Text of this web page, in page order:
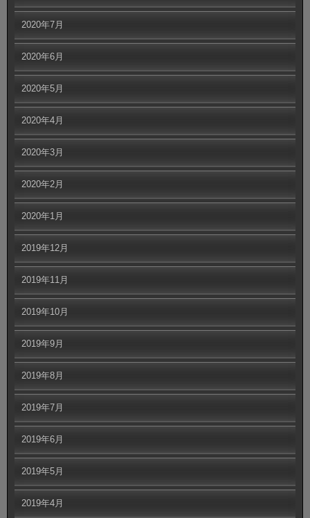
2020年7月
2020年6月
2020年5月
2020年4月
2020年3月
2020年2月
2020年1月
2019年12月
2019年11月
2019年10月
2019年9月
2019年8月
2019年7月
2019年6月
2019年5月
2019年4月